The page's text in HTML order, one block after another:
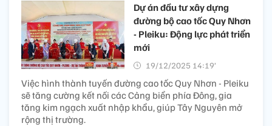
Dự án đầu tư xây dựng
đường bộ cao tốc Quy Nhơn
- Pleiku: Động lực phát triển
mới
19/12/2025 14:19’
Việc hình thành tuyến đường cao tốc Quy Nhơn - Pleiku
sẽ tăng cường kết nối các Cảng biển phía Đông, gia
tăng kim ngạch xuất nhập khẩu, giúp Tây Nguyên mở
rộng thị trường.